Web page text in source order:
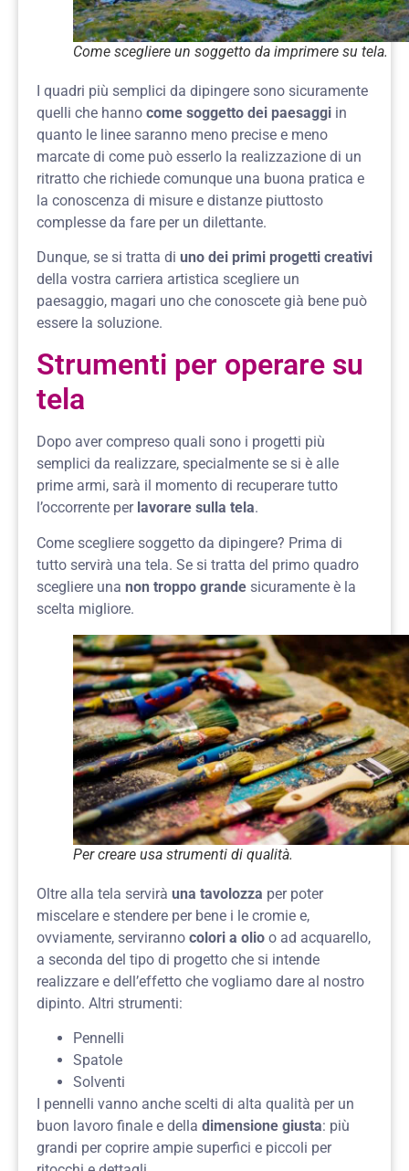
Come scegliere un soggetto da imprimere su tela.
I quadri più semplici da dipingere sono sicuramente
quelli che hanno come soggetto dei paesaggi in
quanto le linee saranno meno precise e meno
marcate di come può esserlo la realizzazione di un
ritratto che richiede comunque una buona pratica e
la conoscenza di misure e distanze piuttosto
complesse da fare per un dilettante.
Dunque, se si tratta di uno dei primi progetti creativi
della vostra carriera artistica scegliere un
paesaggio, magari uno che conoscete già bene può
essere la soluzione.
Strumenti per operare su
tela
Dopo aver compreso quali sono i progetti più
semplici da realizzare, specialmente se si è alle
prime armi, sarà il momento di recuperare tutto
l’occorrente perlavorare sulla tela.
Come scegliere soggetto da dipingere? Prima di
tutto servirà una tela. Se si tratta del primo quadro
scegliere una non troppo grande sicuramente è la
scelta migliore.
Per creare usa strumenti di qualità.
Oltre alla tela servirà una tavolozza per poter
miscelare e stendere per bene i le cromie e,
ovviamente, serviranno colori a olio o ad acquarello,
a seconda del tipo di progetto che si intende
realizzare e dell’effetto che vogliamo dare al nostro
dipinto. Altri strumenti:
Pennelli
Spatole
Solventi
I pennelli vanno anche scelti di alta qualità per un
buon lavoro finale e della dimensione giusta: più
grandi per coprire ampie superfici e piccoli per